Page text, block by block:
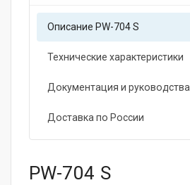
Описание PW-704 S
Технические характеристики
Документация и руководства
Доставка по России
PW-704 S